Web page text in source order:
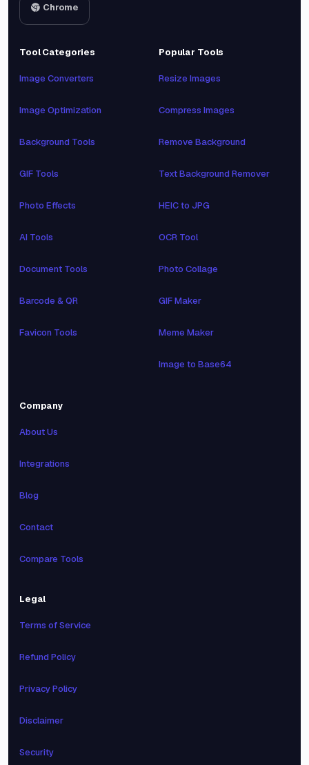
Chrome
Tool Categories
Image Converters
Image Optimization
Background Tools
GIF Tools
Photo Effects
AI Tools
Document Tools
Barcode & QR
Favicon Tools
Popular Tools
Resize Images
Compress Images
Remove Background
Text Background Remover
HEIC to JPG
OCR Tool
Photo Collage
GIF Maker
Meme Maker
Image to Base64
Company
About Us
Integrations
Blog
Contact
Compare Tools
Legal
Terms of Service
Refund Policy
Privacy Policy
Disclaimer
Security